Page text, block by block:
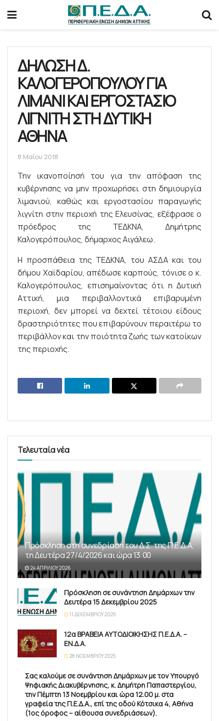
ΔΗΛΩΣΗ Δ.
ΚΑΛΟΓΕΡΟΠΟΥΛΟΥ ΓΙΑ
ΛΙΜΑΝΙ ΚΑΙ ΕΡΓΟΣΤΑΣΙΟ
ΛΙΓΝΙΤΗ ΣΤΗ ΔΥΤΙΚΗ
ΑΘΗΝΑ
8 Μαΐου 2018
Την ικανοποίησή του για την απόφαση της
κυβέρνησης να μην προχωρήσει στη δημιουργία
λιμανιού, καθώς και εργοστασίου παραγωγής
λιγνίτη στην περιοχή της Ελευσίνας, εξέφρασε ο
πρόεδρος της ΤΕΔΚΝΑ, Δημήτρης
Καλογερόπουλος, δήμαρχος Αιγάλεω.
Η προσπάθεια της ΤΕΔΚΝΑ, του ΑΣΔΑ και του
δήμου Χαϊδαρίου, απέδωσε καρπούς, τόνισε ο κ.
Καλογερόπουλος, επισημαίνοντας ότι η Δυτική
Αττική, μια περιβαλλοντικά επιβαρυμένη
περιοχή, δεν μπορεί να δεχτεί τέτοιου είδους
δραστηριότητες που επιβαρύνουν περαιτέρω το
περιβάλλον και την ποιότητα ζωής των κατοίκων
της περιοχής.
Τελευταία νέα
Πρόσκληση στη συνεδρίαση του Δ.Σ. της Π.Ε.Δ.Α,
τη Δευτέρα 27/4/2026 και ώρα 13:00
24 ΑΠΡΙΛΊΟΥ 2026
Πρόσκληση σε συνάντηση Δημάρχων την
Δευτέρα 15 Δεκεμβρίου 2025
11 ΔΕΚΕΜΒΡΊΟΥ 2025
12α ΒΡΑΒΕΙΑ ΑΥΤΟΔΙΟΙΚΗΣΗΣ Π.Ε.Δ.Α. –
ΕΝ.Δ.Α.
28 ΝΟΕΜΒΡΊΟΥ 2025
Σας καλούμε σε συνάντηση Δημάρχων με τον Υπουργό
Ψηφιακής Διακυβέρνησης, κ. Δημήτρη Παπαστεργίου,
την Πέμπτη 13 Νοεμβρίου και ώρα 12.00 μ. στα
γραφεία της Π.Ε.Δ.Α., επί της οδού Κότσικα 4, Αθήνα
(1ος όροφος – αίθουσα συνεδριάσεων).